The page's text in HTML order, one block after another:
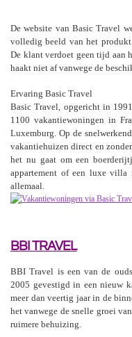
De website van Basic Travel
volledig beeld van het
De klant verdoet geen tijd aan
haakt niet af vanwege de
Ervaring Basic Travel
Basic Travel, opgericht in
1100 vakantiewoningen in
Luxemburg. Op de
vakantiehuizen direct en
het nu gaat om een
appartement of een luxe villa
allemaal.
BBI TRAVEL
BBI Travel is een van de
2005 gevestigd in een nieuw
meer dan veertig jaar in de
het vanwege de snelle groei
ruimere behuizing.